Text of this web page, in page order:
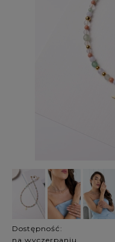
Dostępność:
na wyczerpaniu